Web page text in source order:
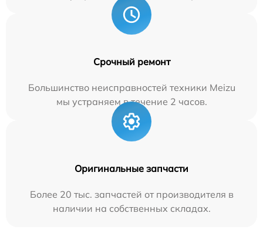
Срочный ремонт
Большинство неисправностей техники Meizu
мы устраняем в течение 2 часов.
Оригинальные запчасти
Более 20 тыс. запчастей от производителя в
наличии на собственных складах.